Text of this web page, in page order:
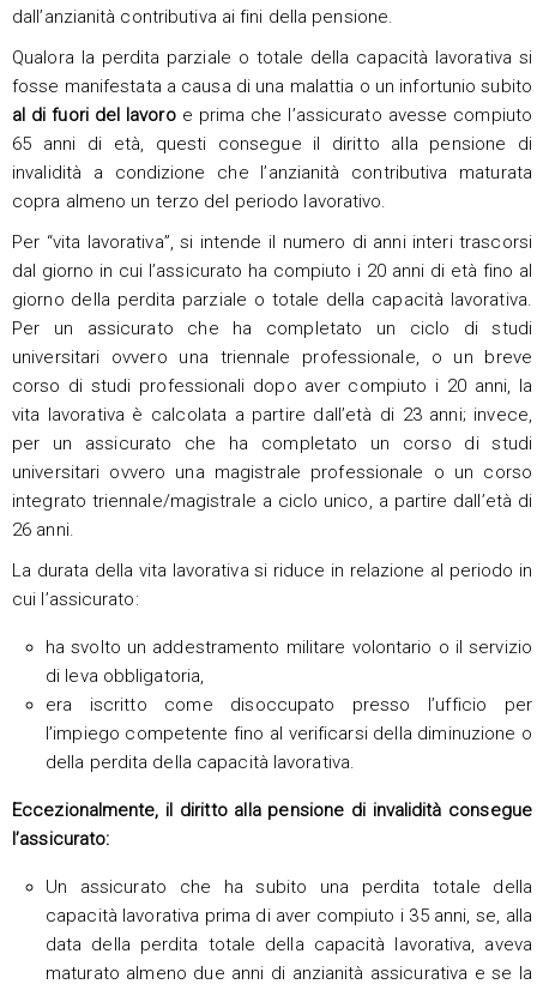
dall’anzianità contributiva ai fini della pensione.
Qualora la perdita parziale o totale della capacità lavorativa si
fosse manifestata a causa di una malattia o un infortunio subito
al di fuori del lavoroe prima che l’assicurato avesse compiuto
65 anni di età, questi consegue il diritto alla pensione di
invalidità a condizione che l’anzianità contributiva maturata
copra almeno un terzo del periodo lavorativo.
Per “vita lavorativa”, si intende il numero di anni interi trascorsi
dal giorno in cui l’assicurato ha compiuto i 20 anni di età fino al
giorno della perdita parziale o totale della capacità lavorativa.
Per un assicurato che ha completato un ciclo di studi
universitari ovvero una triennale professionale, o un breve
corso di studi professionali dopo aver compiuto i 20 anni, la
vita lavorativa è calcolata a partire dall’età di 23 anni; invece,
per un assicurato che ha completato un corso di studi
universitari ovvero una magistrale professionale o un corso
integrato triennale/magistrale a ciclo unico, a partire dall’età di
26 anni.
La durata della vita lavorativa si riduce in relazione al periodo in
cui l’assicurato:
ha svolto un addestramento militare volontario o il servizio
di leva obbligatoria,
era iscritto come disoccupato presso l’ufficio per
l’impiego competente fino al verificarsi della diminuzione o
della perdita della capacità lavorativa.
Eccezionalmente, il diritto alla pensione di invalidità consegue
l’assicurato:
Un assicurato che ha subito una perdita totale della
capacità lavorativa prima di aver compiuto i 35 anni, se, alla
data della perdita totale della capacità lavorativa, aveva
maturato almeno due anni di anzianità assicurativa e se la